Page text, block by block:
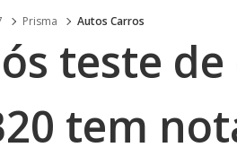
Prisma Autos Carros
teste
tem